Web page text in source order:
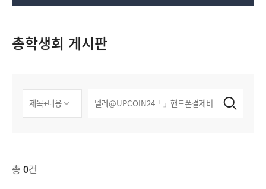
총학생회 게시판
총 0건